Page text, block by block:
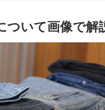
ついて画像で解